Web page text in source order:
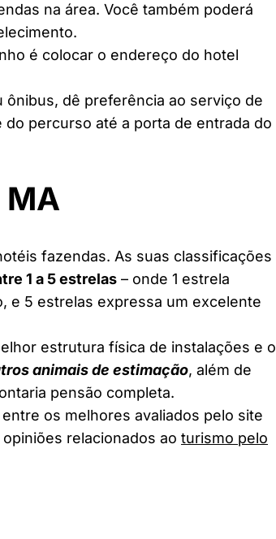
na área. Você também poderá
é colocar o endereço do hotel
ônibus, dê preferência ao serviço de
percurso até a porta de entrada do
MA
fazendas. As suas classificações
1 a 5 estrelas – onde 1 estrela
e 5 estrelas expressa um excelente
estrutura física de instalações e o
animais de estimação, além de
pensão completa.
os melhores avaliados pelo site
relacionados ao turismo pelo